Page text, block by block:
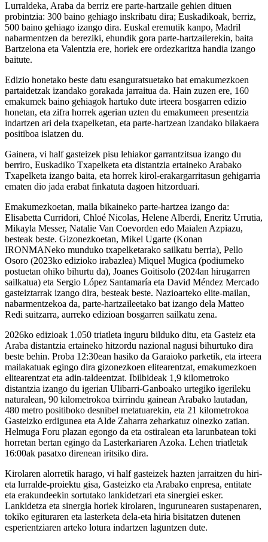
Lurraldeka, Araba da berriz ere parte-hartzaile gehien dituen
probintzia: 300 baino gehiago inskribatu dira; Euskadikoak, berriz,
500 baino gehiago izango dira. Euskal eremutik kanpo, Madril
nabarmentzen da bereziki, ehundik gora parte-hartzailerekin, baita
Bartzelona eta Valentzia ere, horiek ere ordezkaritza handia izango
baitute.
Edizio honetako beste datu esanguratsuetako bat emakumezkoen
partaidetzak izandako gorakada jarraitua da. Hain zuzen ere, 160
emakumek baino gehiagok hartuko dute irteera bosgarren edizio
honetan, eta zifra horrek agerian uzten du emakumeen presentzia
indartzen ari dela txapelketan, eta parte-hartzean izandako bilakaera
positiboa islatzen du.
Gainera, vi half gasteizek pisu lehiakor garrantzitsua izango du
berriro, Euskadiko Txapelketa eta distantzia ertaineko Arabako
Txapelketa izango baita, eta horrek kirol-erakargarritasun gehigarria
ematen dio jada erabat finkatuta dagoen hitzorduari.
Emakumezkoetan, maila bikaineko parte-hartzea izango da:
Elisabetta Curridori, Chloé Nicolas, Helene Alberdi, Eneritz Urrutia,
Mikayla Messer, Natalie Van Coevorden edo Maialen Azpiazu,
besteak beste. Gizonezkoetan, Mikel Ugarte (Konan
IRONMANeko munduko txapelketarako sailkatu berria), Pello
Osoro (2023ko edizioko irabazlea) Miquel Mugica (podiumeko
postuetan ohiko bihurtu da), Joanes Goitisolo (2024an hirugarren
sailkatua) eta Sergio López Santamaría eta David Méndez Mercado
gasteiztarrak izango dira, besteak beste. Nazioarteko elite-mailan,
nabarmentzekoa da, parte-hartzaileetako bat izango dela Matteo
Redi suitzarra, aurreko edizioan bosgarren sailkatu zena.
2026ko edizioak 1.050 triatleta inguru bilduko ditu, eta Gasteiz eta
Araba distantzia ertaineko hitzordu nazional nagusi bihurtuko dira
beste behin. Proba 12:30ean hasiko da Garaioko parketik, eta irteera
mailakatuak egingo dira gizonezkoen elitearentzat, emakumezkoen
elitearentzat eta adin-taldeentzat. Ibilbideak 1,9 kilometroko
distantzia izango du igerian Ulibarri-Ganboako urtegiko igerileku
naturalean, 90 kilometrokoa txirrindu gainean Arabako lautadan,
480 metro positiboko desnibel metatuarekin, eta 21 kilometrokoa
Gasteizko erdigunea eta Alde Zaharra zeharkatuz oinezko zatian.
Helmuga Foru plazan egongo da eta ostiralean eta larunbatean toki
horretan bertan egingo da Lasterkariaren Azoka. Lehen triatletak
16:00ak pasatxo direnean iritsiko dira.
Kirolaren alorretik harago, vi half gasteizek hazten jarraitzen du hiri-
eta lurralde-proiektu gisa, Gasteizko eta Arabako enpresa, entitate
eta erakundeekin sortutako lankidetzari eta sinergiei esker.
Lankidetza eta sinergia horiek kirolaren, ingurunearen sustapenaren,
tokiko egituraren eta lasterketa dela-eta hiria bisitatzen dutenen
esperientziaren arteko lotura indartzen laguntzen dute.